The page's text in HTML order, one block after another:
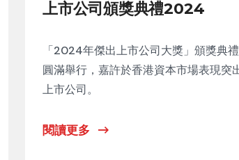
上市公司頒獎典禮2024
「2024年傑出上市公司大獎」頒獎典
圓滿舉行，嘉許於香港資本市場表現突
上市公司。
閱讀更多